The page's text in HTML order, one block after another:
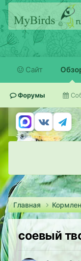
Сайт
Форумы
Главная
соевый